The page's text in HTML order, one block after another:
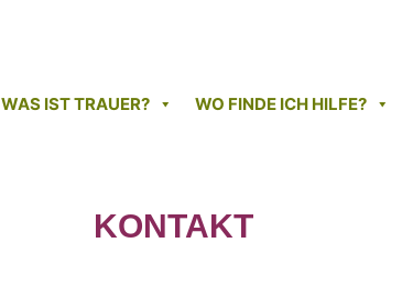
WAS IST TRAUER? WO FINDE ICH HILFE?
KONTAKT